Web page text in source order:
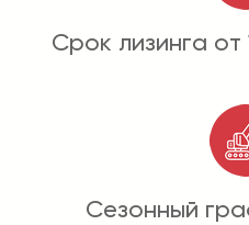
Срок лизинга от
Сезонный